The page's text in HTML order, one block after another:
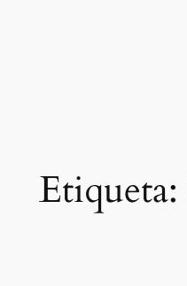
Etiqueta: